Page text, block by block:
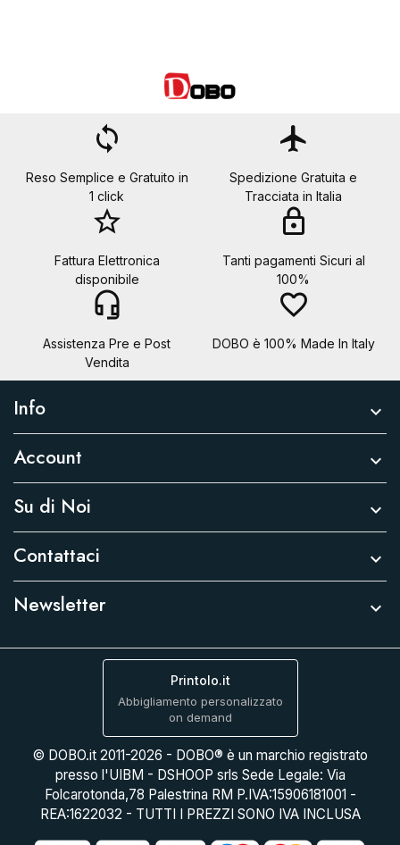
loop
Reso Semplice e Gratuito in
1 click
flight
Spedizione Gratuita e
Tracciata in Italia
star_border
Fattura Elettronica
disponibile
lock
Tanti pagamenti Sicuri al
100%
headset_mic
Assistenza Pre e Post
Vendita
favorite_border
DOBO è 100% Made In Italy
Info 
Account 
Su di Noi 
Contattaci 
Newsletter 
Printolo.it
Abbigliamento personalizzato
on demand
© DOBO.it 2011-2026 - DOBO® è un marchio registrato
presso l'UIBM - DSHOOP srls Sede Legale: Via
Folcarotonda,78 Palestrina RM P.IVA:15906181001 -
REA:1622032 - TUTTI I PREZZI SONO IVA INCLUSA